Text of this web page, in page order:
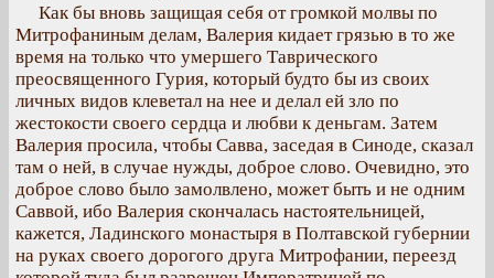
Как бы вновь защищая себя от громкой молвы по
Митрофаниным делам, Валерия кидает грязью в то же
время на только что умершего Таврического
преосвященного Гурия, который будто бы из своих
личных видов клеветал на нее и делал ей зло по
жестокости своего сердца и любви к деньгам. Затем
Валерия просила, чтобы Савва, заседая в Синоде, сказал
там о ней, в случае нужды, доброе слово. Очевидно, это
доброе слово было замолвлено, может быть и не одним
Саввой, ибо Валерия скончалась настоятельницей,
кажется, Ладинского монастыря в Полтавской губернии
на руках своего дорогого друга Митрофании, переезд